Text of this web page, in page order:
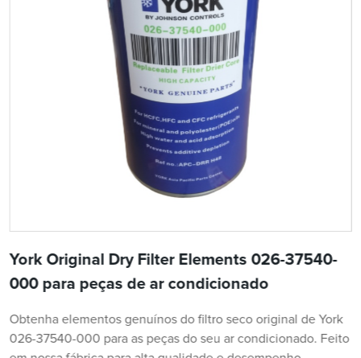
York Original Dry Filter Elements 026-37540-
000 para peças de ar condicionado
Obtenha elementos genuínos do filtro seco original de York
026-37540-000 para as peças do seu ar condicionado. Feito